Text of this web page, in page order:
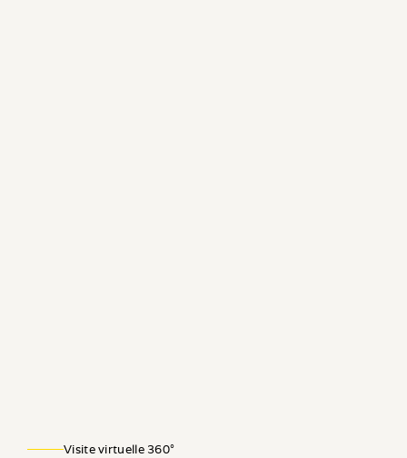
Visite virtuelle 360°